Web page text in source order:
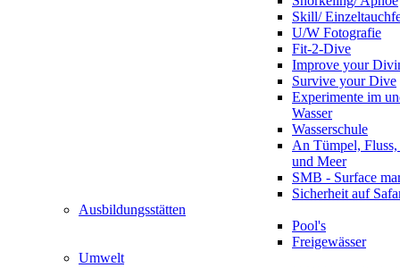
Skill/
U/W Fotografie
Fit-2-Dive
Improve your
Survive your Dive
Experimente im
Wasser
Wasserschule
An Tümpel,
und Meer
SMB - Surface
Sicherheit auf
Ausbildungsstätten
Pool's
Freigewässer
Umwelt